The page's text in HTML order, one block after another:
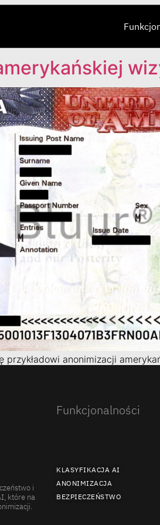
anonimizacji
i
które na
Funkcjonalności
KLASYFIKACJA AI
ANONIMIZACJA
BEZPIECZEŃSTWO